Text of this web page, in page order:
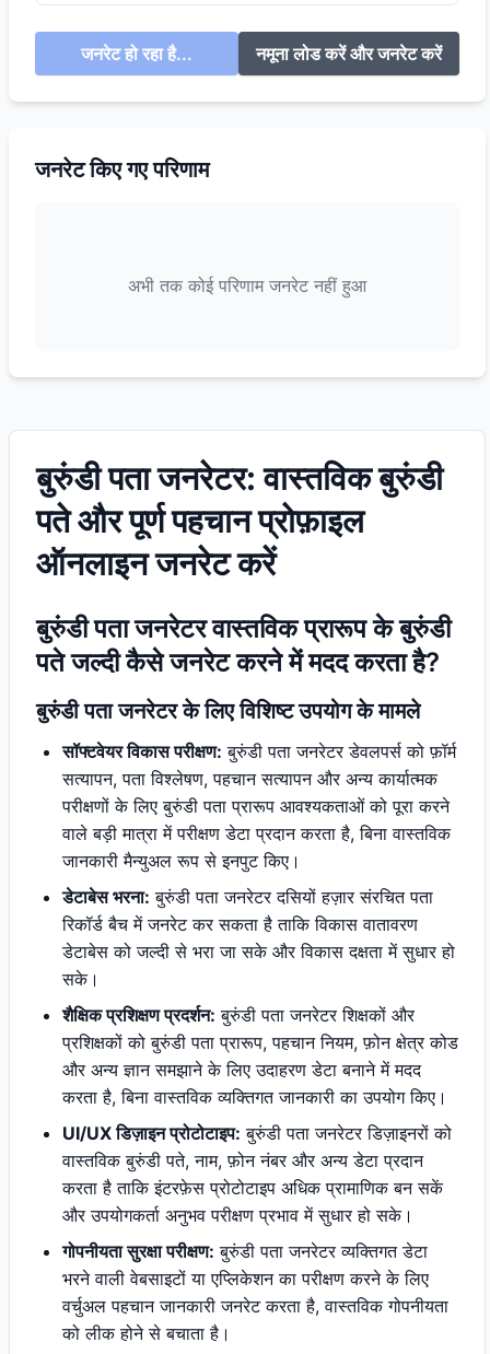
जनरेट हो रहा है... नमूना लोड करें और जनरेट करें
जनरेट किए गए परिणाम
अभी तक कोई परिणाम जनरेट नहीं हुआ
बुरुंडी पता जनरेटर: वास्तविक बुरुंडी
पते और पूर्ण पहचान प्रोफ़ाइल
ऑनलाइन जनरेट करें
बुरुंडी पता जनरेटर वास्तविक प्रारूप के बुरुंडी
पते जल्दी कैसे जनरेट करने में मदद करता है?
बुरुंडी पता जनरेटर के लिए विशिष्ट उपयोग के मामले
सॉफ्टवेयर विकास परीक्षण: बुरुंडी पता जनरेटर डेवलपर्स को फ़ॉर्म
सत्यापन, पता विश्लेषण, पहचान सत्यापन और अन्य कार्यात्मक
परीक्षणों के लिए बुरुंडी पता प्रारूप आवश्यकताओं को पूरा करने
वाले बड़ी मात्रा में परीक्षण डेटा प्रदान करता है, बिना वास्तविक
जानकारी मैन्युअल रूप से इनपुट किए।
डेटाबेस भरना: बुरुंडी पता जनरेटर दसियों हज़ार संरचित पता
रिकॉर्ड बैच में जनरेट कर सकता है ताकि विकास वातावरण
डेटाबेस को जल्दी से भरा जा सके और विकास दक्षता में सुधार हो
सके।
शैक्षिक प्रशिक्षण प्रदर्शन: बुरुंडी पता जनरेटर शिक्षकों और
प्रशिक्षकों को बुरुंडी पता प्रारूप, पहचान नियम, फ़ोन क्षेत्र कोड
और अन्य ज्ञान समझाने के लिए उदाहरण डेटा बनाने में मदद
करता है, बिना वास्तविक व्यक्तिगत जानकारी का उपयोग किए।
UI/UX डिज़ाइन प्रोटोटाइप: बुरुंडी पता जनरेटर डिज़ाइनरों को
वास्तविक बुरुंडी पते, नाम, फ़ोन नंबर और अन्य डेटा प्रदान
करता है ताकि इंटरफ़ेस प्रोटोटाइप अधिक प्रामाणिक बन सकें
और उपयोगकर्ता अनुभव परीक्षण प्रभाव में सुधार हो सके।
गोपनीयता सुरक्षा परीक्षण: बुरुंडी पता जनरेटर व्यक्तिगत डेटा
भरने वाली वेबसाइटों या एप्लिकेशन का परीक्षण करने के लिए
वर्चुअल पहचान जानकारी जनरेट करता है, वास्तविक गोपनीयता
को लीक होने से बचाता है।